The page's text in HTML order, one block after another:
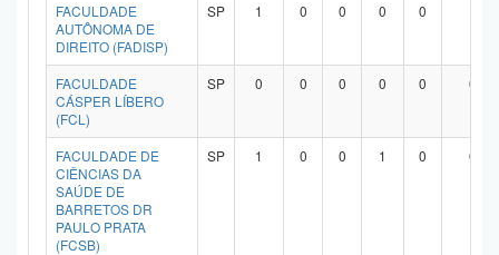
FACULDADE
AUTÔNOMA DE
DIREITO (FADISP)
SP 1 0 0 0 0
FACULDADE
CÁSPER LÍBERO
(FCL)
SP 0 0 0 0 0 0
FACULDADE DE
CIÊNCIAS DA
SAÚDE DE
BARRETOS DR
PAULO PRATA
(FCSB)
SP 1 0 0 1 0 0